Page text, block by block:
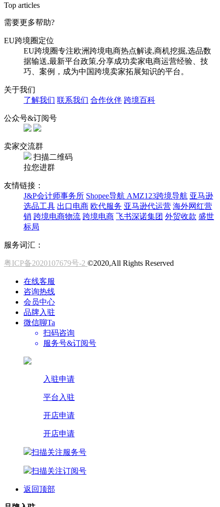
Top articles
需要更多帮助?
EU跨境圈定位
EU跨境圈专注欧洲跨境电商热点解读,商机挖掘,选品数
据输送,最新平台政策,分享成功卖家电商运营经验、技
巧、案例，成为中国跨境卖家拓展知识的平台。
关于我们
了解我们 联系我们 合作伙伴 跨境百科
公众号&订阅号
卖家交流群
扫描二维码
拉您进群
友情链接：
J&P会计师事务所 Shopee导航 AMZ123跨境导航 亚马逊
选品工具 出口电商 欧代服务 亚马逊代运营 海外网红营
销 跨境电商物流 跨境电商 飞书深诺集团 外贸收款 盛世
标局
服务词汇：
粤ICP备2020107679号-2 ©2020,All Rights Reserved
在线客服
咨询热线
会员中心
品牌入驻
微信聊Ta
扫码咨询
服务号&订阅号
入驻申请
平台入驻
开店申请
开店申请
扫描关注服务号
扫描关注订阅号
返回顶部